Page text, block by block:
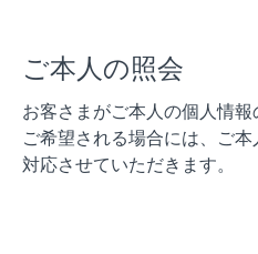
ご本人の照会
お客さまがご本人の個人情
ご希望される場合には、ご本
対応させていただきます。